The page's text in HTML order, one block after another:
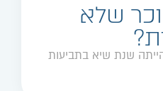
שלא
הסיבה ששנת 2024 הייתה שנת שיא בתביעות